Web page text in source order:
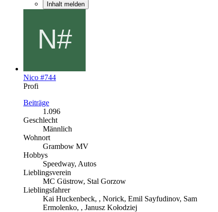
Inhalt melden
Nico #744
Profi
Beiträge
1.096
Geschlecht
Männlich
Wohnort
Grambow MV
Hobbys
Speedway, Autos
Lieblingsverein
MC Güstrow, Stal Gorzow
Lieblingsfahrer
Kai Huckenbeck, , Norick, Emil Sayfudinov, Sam
Ermolenko, , Janusz Kołodziej